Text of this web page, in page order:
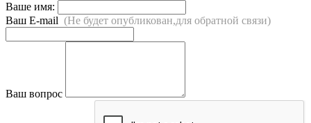
Ваше имя:
Ваш E-mail (Не будет опубликован,для обратной связи)
Ваш вопрос